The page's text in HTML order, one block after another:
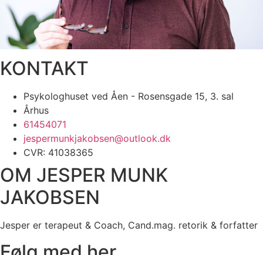
KONTAKT
Psykologhuset ved Åen - Rosensgade 15, 3. sal
Århus
61454071
jespermunkjakobsen@outlook.dk
CVR: 41038365
OM JESPER MUNK
JAKOBSEN
Jesper er terapeut & Coach, Cand.mag. retorik & forfatter